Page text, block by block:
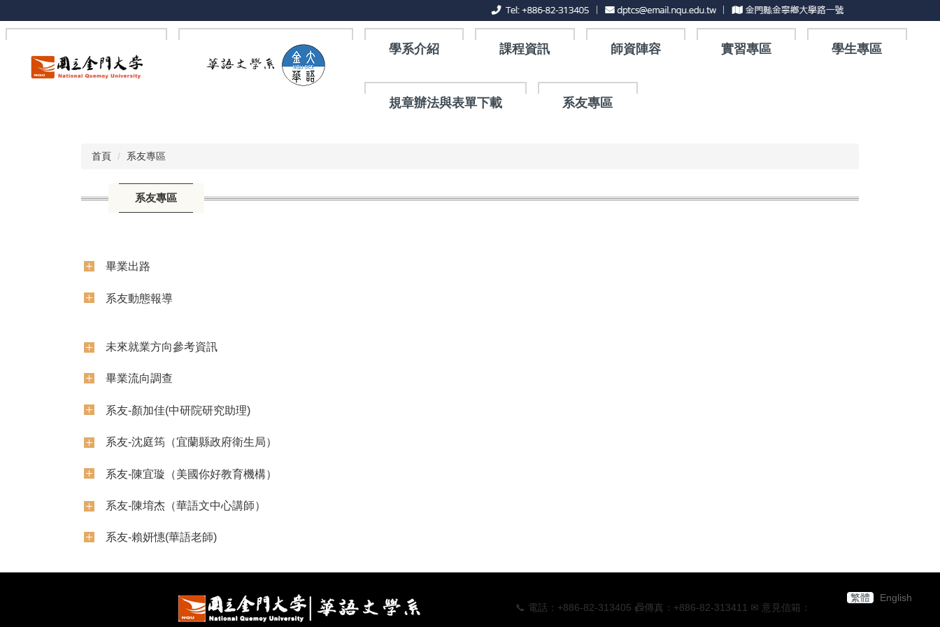
到
主
學系介紹 課程資訊 師資陣容 實習專區 學生專區
規章辦法與表單下載 系友專區
首頁 系友專區
系友專區
畢業出路
系友動態報導
未來就業方向參考資訊
畢業流向調查
系友-顏加佳(中研院研究助理)
系友-沈庭筠（宜蘭縣政府衛生局）
系友-陳宜璇（美國你好教育機構）
系友-陳堉杰（華語文中心講師）
系友-賴妍憓(華語老師)
繁體
English
📞 電話：+886-82-313405 📠傳真：+886-82-313411 ✉ 意見信箱：